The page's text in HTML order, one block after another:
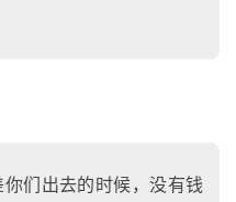
们出去的时候，没有钱